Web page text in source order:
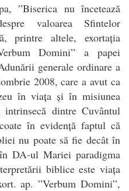
”Biserica nu încetează
valoarea Sfintelor
printre altele, exortația
Domini” a papei
generale ordinare a
2008, care a avut ca
în viața și în misiunea
dintre Cuvântul
în evidență faptul că
nu poate să fie decât în
DA-ul Mariei paradigma
biblice este viața
ap. ”Verbum Domini”,